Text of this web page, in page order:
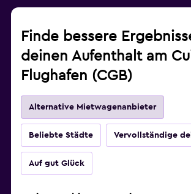
Finde bessere
deinen Aufenthalt am
Flughafen (CGB)
Alternative Mietwagenanbieter
Beliebte Städte Vervollständige
Auf gut Glück